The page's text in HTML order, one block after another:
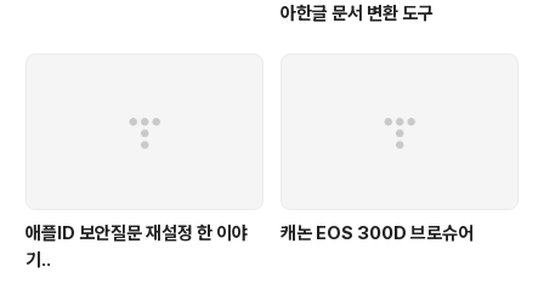
아한글 문서 변환 도구
애플ID 보안질문 재설정 한 이야
기..
캐논 EOS 300D 브로슈어